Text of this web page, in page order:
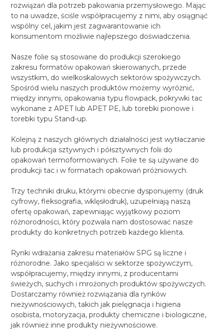
rozwiązań dla potrzeb pakowania przemysłowego. Mając
to na uwadze, ściśle współpracujemy z nimi, aby osiągnąć
wspólny cel, jakim jest zagwarantowanie ich
konsumentom możliwie najlepszego doświadczenia.
Nasze folie są stosowane do produkcji szerokiego
zakresu formatów opakowań skierowanych, przede
wszystkim, do wielkoskalowych sektorów spożywczych.
Spośród wielu naszych produktów możemy wyróżnić,
między innymi, opakowania typu flowpack, pokrywki tac
wykonane z APET lub APET PE, lub torebki pionowe i
torebki typu Stand-up.
Kolejną z naszych głównych działalności jest wytłaczanie
lub produkcja sztywnych i półsztywnych folii do
opakowań termoformowanych. Folie te są używane do
produkcji tac i w formatach opakowań próżniowych.
Trzy techniki druku, którymi obecnie dysponujemy (druk
cyfrowy, fleksografia, wklęsłodruk), uzupełniają naszą
ofertę opakowań, zapewniając wyjątkowy poziom
różnorodności, który pozwala nam dostosować nasze
produkty do konkretnych potrzeb każdego klienta.
Rynki wdrażania zakresu materiałów SPG są liczne i
różnorodne. Jako specjaliści w sektorze spożywczym,
współpracujemy, między innymi, z producentami
świeżych, suchych i mrożonych produktów spożywczych.
Dostarczamy również rozwiązania dla rynków
nieżywnościowych, takich jak pielęgnacja i higiena
osobista, motoryzacja, produkty chemiczne i biologiczne,
jak również inne produkty nieżywnościowe.